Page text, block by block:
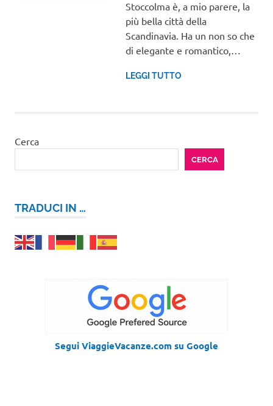
Stoccolma è, a mio parere, la
più bella città della
Scandinavia. Ha un non so che
di elegante e romantico,…
LEGGI TUTTO
Cerca
CERCA
TRADUCI IN …
Segui ViaggieVacanze.com su Google